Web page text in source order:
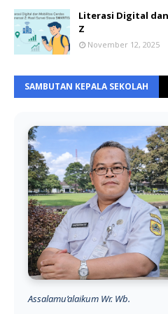
Literasi Digital
Z
November 12, 2025
SAMBUTAN KEPALA SEKOLAH
Assalamu’alaikum Wr. Wb.